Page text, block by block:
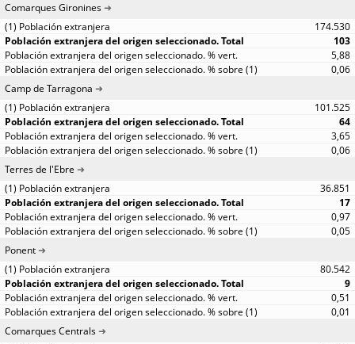
Comarques Gironines
174.530
103
5,88
0,06
Camp de Tarragona
101.525
64
3,65
0,06
Terres de l'Ebre
36.851
17
0,97
0,05
Ponent
80.542
9
0,51
0,01
Comarques Centrals